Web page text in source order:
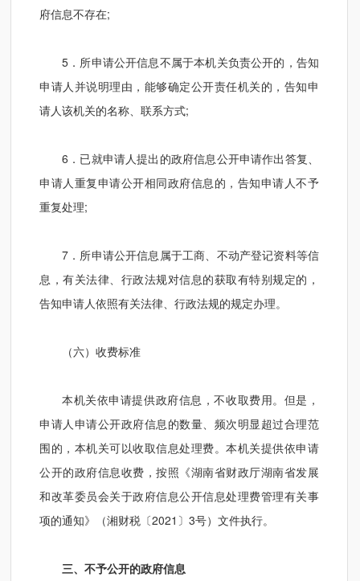
府信息不存在;
5．所申请公开信息不属于本机关负责公开的，告知
申请人并说明理由，能够确定公开责任机关的，告知申
请人该机关的名称、联系方式;
6．已就申请人提出的政府信息公开申请作出答复、
申请人重复申请公开相同政府信息的，告知申请人不予
重复处理;
7．所申请公开信息属于工商、不动产登记资料等信
息，有关法律、行政法规对信息的获取有特别规定的，
告知申请人依照有关法律、行政法规的规定办理。
（六）收费标准
本机关依申请提供政府信息，不收取费用。但是，
申请人申请公开政府信息的数量、频次明显超过合理范
围的，本机关可以收取信息处理费。本机关提供依申请
公开的政府信息收费，按照《湖南省财政厅湖南省发展
和改革委员会关于政府信息公开信息处理费管理有关事
项的通知》（湘财税〔2021〕3号）文件执行。
三、不予公开的政府信息